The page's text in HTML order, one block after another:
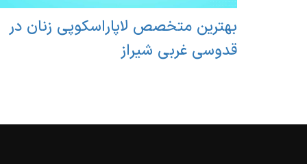
بهترین متخصص لاپاراسکوپی زنان در
قدوسی غربی شیراز